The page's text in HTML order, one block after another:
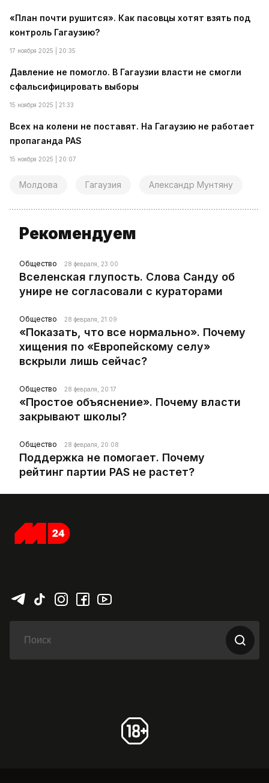
«План почти рушится». Как пасовцы хотят взять под
контроль Гагаузию?
17 ноября 2025 | 20:35
Давление не помогло. В Гагаузии власти не смогли
сфальсифицировать выборы
15 ноября 2025 | 21:33
Всех на колени не поставят. На Гагаузию не работает
пропаганда PAS
15 ноября 2025 | 20:07
Молдова Гагаузия Александр Мунтяну
Рекомендуем
Общество 28 февраля, 23:00
Вселенская глупость. Слова Санду об
унире не согласовали с кураторами
Общество 28 февраля, 21:09
«Показать, что все нормально». Почему
хищения по «Европейскому селу»
вскрыли лишь сейчас?
Общество 28 февраля, 20:17
«Простое объяснение». Почему власти
закрывают школы?
Общество 28 февраля, 20:08
Поддержка не помогает. Почему
рейтинг партии PAS не растет?